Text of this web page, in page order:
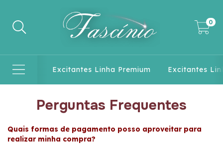
0
Excitantes Linha Premium Excitantes
Perguntas Frequentes
Quais formas de pagamento posso aproveitar para
realizar minha compra?